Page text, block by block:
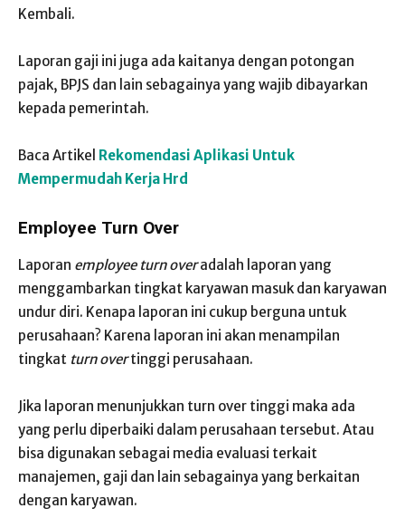
Kembali.
Laporan gaji ini juga ada kaitanya dengan potongan
pajak, BPJS dan lain sebagainya yang wajib dibayarkan
kepada pemerintah.
Baca Artikel Rekomendasi Aplikasi Untuk
Mempermudah Kerja Hrd
Employee Turn Over
Laporan employee turn overadalah laporan yang
menggambarkan tingkat karyawan masuk dan karyawan
undur diri. Kenapa laporan ini cukup berguna untuk
perusahaan? Karena laporan ini akan menampilan
tingkat turn overtinggi perusahaan.
Jika laporan menunjukkan turn over tinggi maka ada
yang perlu diperbaiki dalam perusahaan tersebut. Atau
bisa digunakan sebagai media evaluasi terkait
manajemen, gaji dan lain sebagainya yang berkaitan
dengan karyawan.